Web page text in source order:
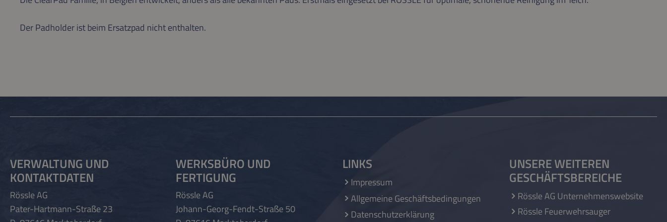
Der Padholder ist beim Ersatzpad nicht enthalten.
VERWALTUNG UND
KONTAKTDATEN
Rössle AG
Pater-Hartmann-Straße 23
WERKSBÜRO UND
FERTIGUNG
Rössle AG
Johann-Georg-Fendt-Straße 50
LINKS
Impressum
Allgemeine Geschäftsbedingungen
Datenschutzerklärung
UNSERE WEITEREN
GESCHÄFTSBEREICHE
Rössle AG Unternehmenswebsite
Rössle Feuerwehrsauger